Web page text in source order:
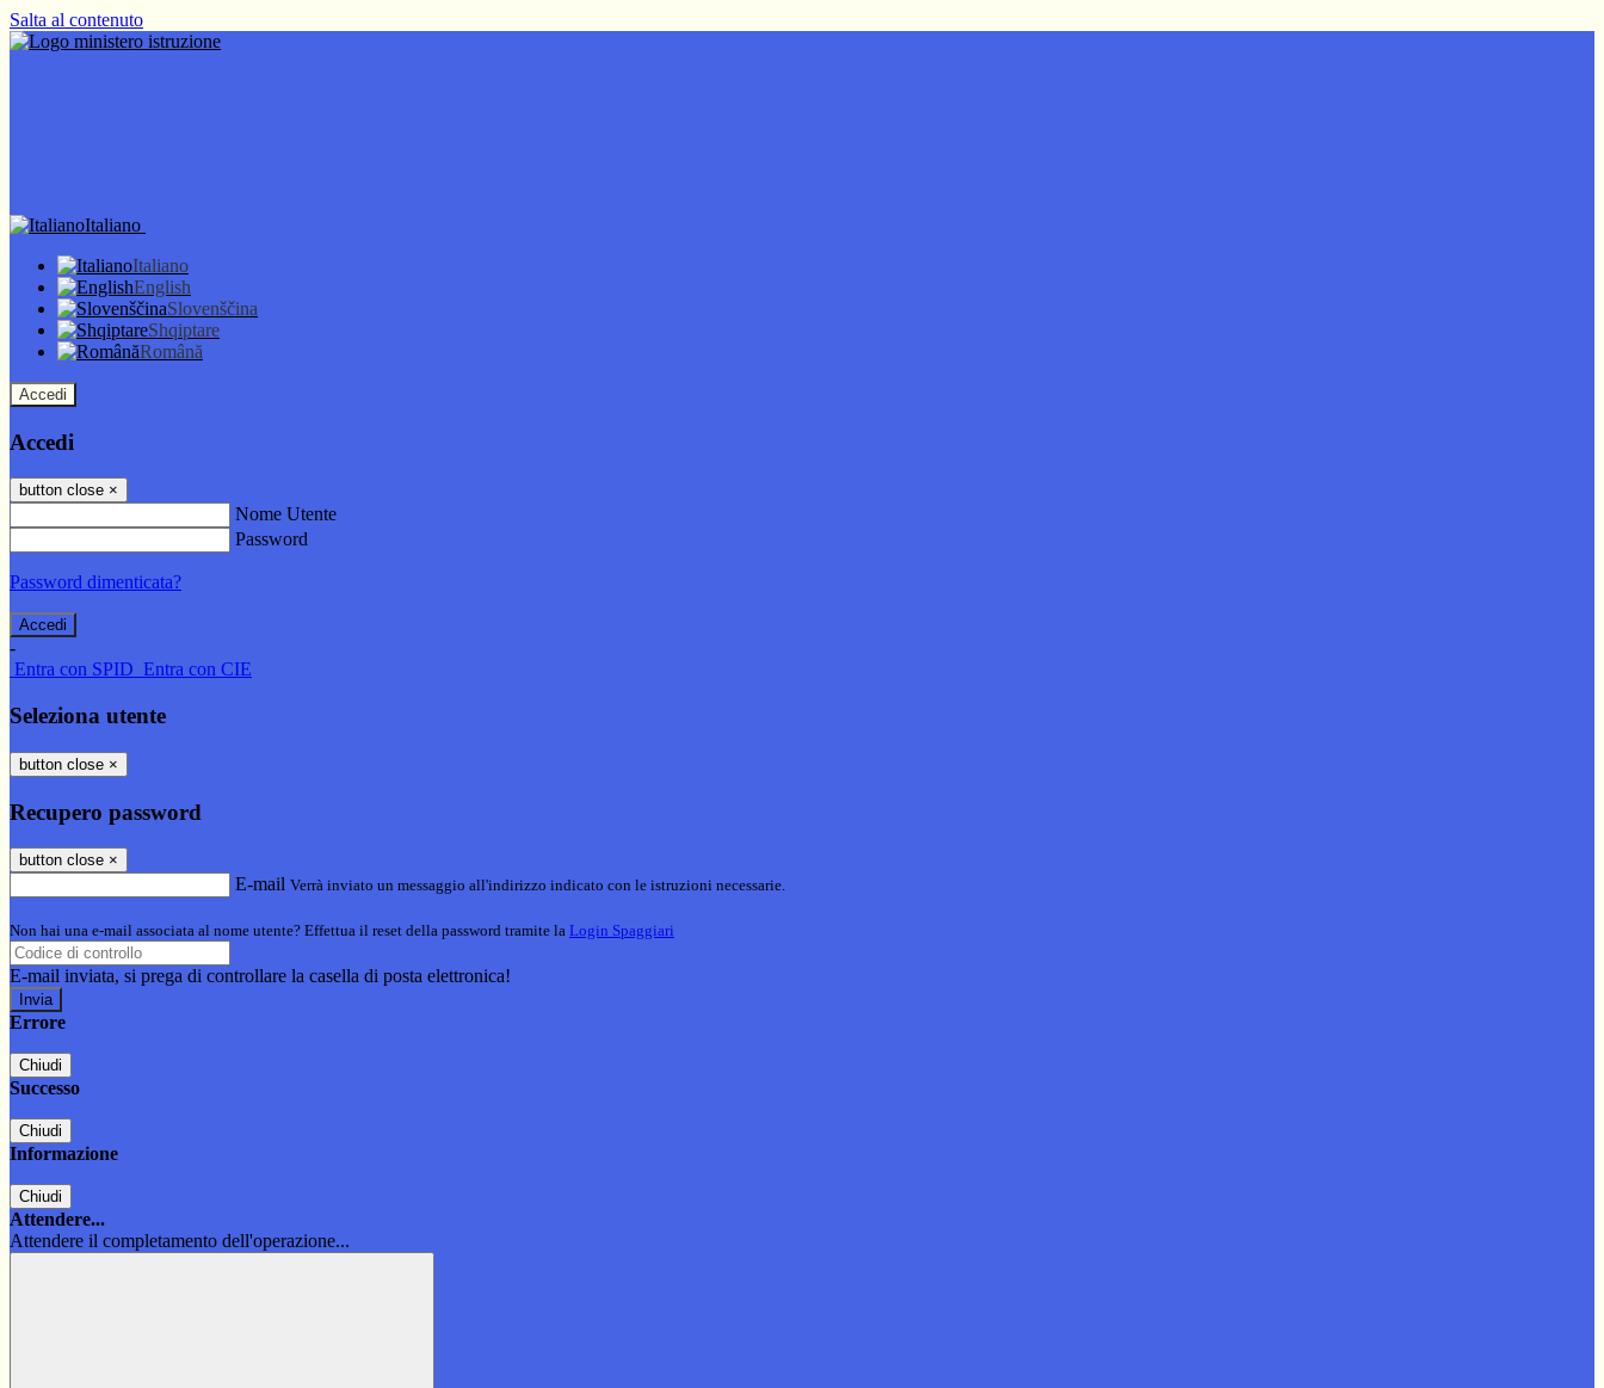
Salta al contenuto
Italiano
Italiano
English
Slovenščina
Shqiptare
Română
Accedi
Accedi
button close ×
Nome Utente
Password
Password dimenticata?
-
Entra con SPID Entra con CIE
Seleziona utente
button close ×
Recupero password
button close ×
E-mail Verrà inviato un messaggio all'indirizzo indicato con le istruzioni necessarie.
Non hai una e-mail associata al nome utente? Effettua il reset della password tramite la Login Spaggiari
E-mail inviata, si prega di controllare la casella di posta elettronica!
Errore
Chiudi
Successo
Chiudi
Informazione
Chiudi
Attendere...
Attendere il completamento dell'operazione...